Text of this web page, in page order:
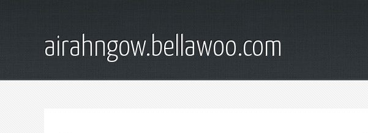
airahngow.bellawoo.com